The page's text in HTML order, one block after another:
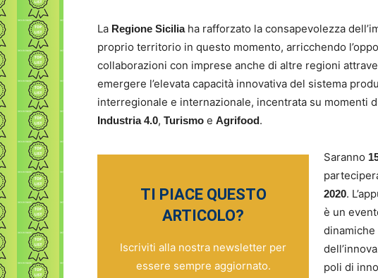
La Regione Siciliaha rafforzato la consapevolezza
proprio territorio in questo momento, arricchendo
collaborazioni con imprese anche di altre regioni
emergere l’elevata capacità innovativa del sistema
interregionale e internazionale, incentrata su momenti
Industria 4.0, Turismo e Agrifood.
TI PIACE QUESTO
ARTICOLO?
Iscriviti alla nostra newsletter per
essere sempre aggiornato.
Saranno
2020.
è un
poli di